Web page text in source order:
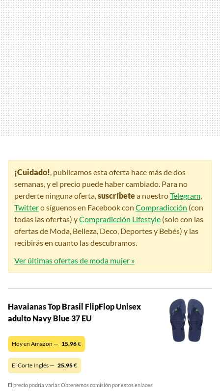
¡Cuidado!, publicamos esta oferta hace más de dos
semanas, y el precio puede haber cambiado. Para no
perderte ninguna oferta,suscríbetea nuestroTelegram,
Twittero síguenos en Facebook con Compradicción (con
todas las ofertas) yCompradicción Lifestyle (solo con las
ofertas de Moda, Belleza, Deco, Deportes y Bebés) y las
recibirás en cuanto las descubramos.
Ver últimas ofertas de moda mujer »
Havaianas Top Brasil FlipFlop Unisex
adulto Navy Blue 37 EU
Hoy en Amazon — 15,96€
El Corte Inglés — 25,95€
El precio podría variar. Obtenemos comisión por estos enlaces